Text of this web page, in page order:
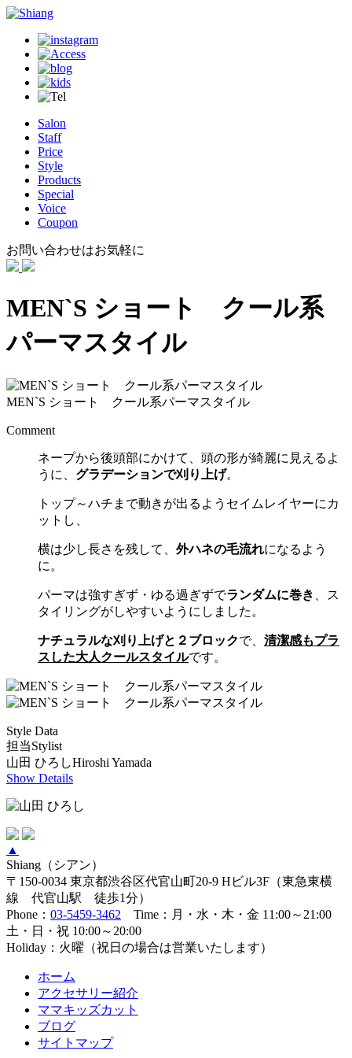
Salon
Staff
Price
Style
Products
Special
Voice
Coupon
お問い合わせはお気軽に
MEN`S ショート クール系
パーマスタイル
MEN`S ショート クール系パーマスタイル
Comment
ネープから後頭部にかけて、頭の形が綺麗に見えるよ
うに、 グラデーションで刈り上げ。
トップ～ハチまで動きが出るようセイムレイヤーにカ
ットし、
横は少し長さを残して、 外ハネの毛流れになるよう
に。
パーマは強すぎず・ゆる過ぎずでランダムに巻き
、ス
タイリングがしやすいようにしました。
ナチュラルな刈り上げと２ブロックで、 清潔感もプラ
スした大人クールスタイルです。
Style Data
担当Stylist
山田 ひろしHiroshi Yamada
Show Details
▲
Shiang（シアン）
〒150-0034 東京都渋谷区代官山町20-9 Hビル3F（東急東横
線 代官山駅 徒歩1分）
Phone： 03-5459-3462 Time：月・水・木・金 11:00～21:00
土・日・祝 10:00～20:00
Holiday：火曜（祝日の場合は営業いたします）
ホーム
アクセサリー紹介
ママキッズカット
ブログ
サイトマップ